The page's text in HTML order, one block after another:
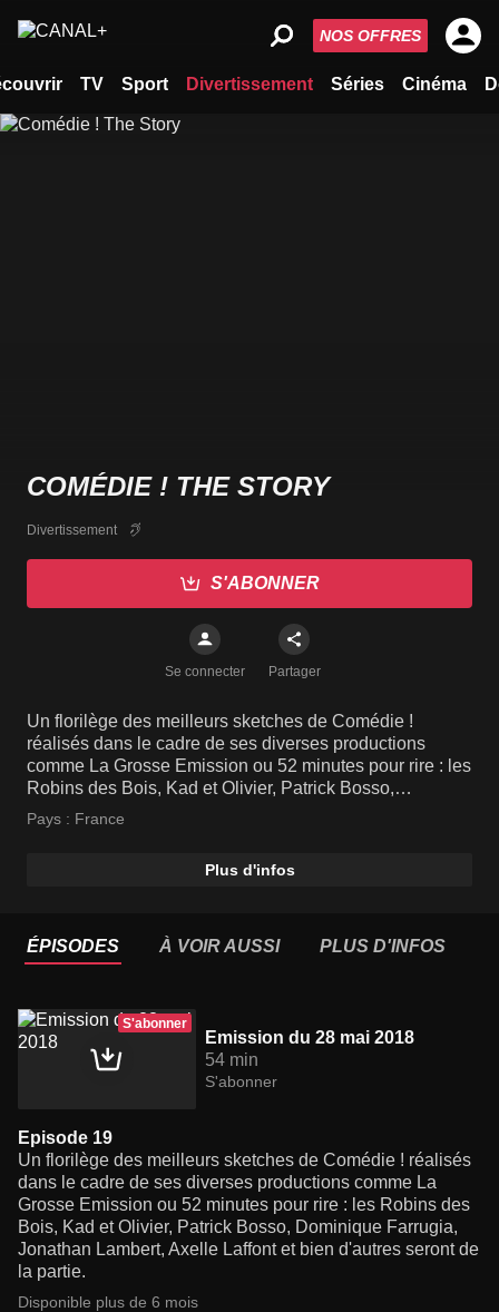
TV Sport Divertissement Séries Cinéma
NOS OFFRES
COMÉDIE ! THE STORY
Divertissement
S'ABONNER
Se connecter Partager
Un florilège des meilleurs sketches de Comédie !
réalisés dans le cadre de ses diverses productions
comme La Grosse Emission ou 52 minutes pour rire : les
Robins des Bois, Kad et Olivier, Patrick Bosso,
Dominique Farrugia, Jonathan Lambert, Axelle...
Pays : France
Plus d'infos
ÉPISODES À VOIR AUSSI PLUS D'INFOS
S'abonner
Emission du 28 mai 2018
54 min
S'abonner
Episode 19
Un florilège des meilleurs sketches de Comédie ! réalisés
dans le cadre de ses diverses productions comme La
Grosse Emission ou 52 minutes pour rire : les Robins des
Bois, Kad et Olivier, Patrick Bosso, Dominique Farrugia,
Jonathan Lambert, Axelle Laffont et bien d'autres seront de
la partie.
Disponible plus de 6 mois